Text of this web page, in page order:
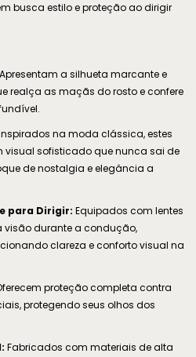
busca estilo e proteção ao dirigir
Apresentam a silhueta marcante e
realça as maçãs do rosto e confere
na moda clássica, estes
visual sofisticado que nunca sai de
de nostalgia e elegância a
para Dirigir: Equipados com lentes
visão durante a condução,
clareza e conforto visual na
proteção completa contra
protegendo seus olhos dos
Fabricados com materiais de alta